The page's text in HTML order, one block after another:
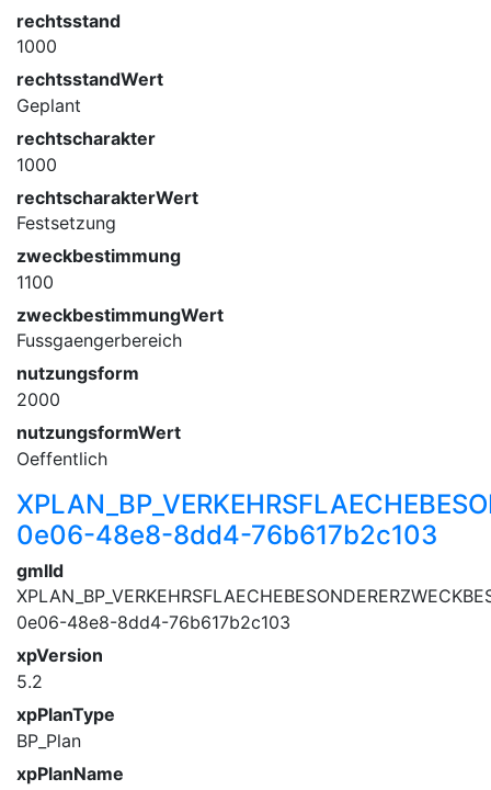
rechtsstand
1000
rechtsstandWert
Geplant
rechtscharakter
1000
rechtscharakterWert
Festsetzung
zweckbestimmung
1100
zweckbestimmungWert
Fussgaengerbereich
nutzungsform
2000
nutzungsformWert
Oeffentlich
0e06-48e8-8dd4-76b617b2c103
gmlId
0e06-48e8-8dd4-76b617b2c103
xpVersion
5.2
xpPlanType
BP_Plan
xpPlanName